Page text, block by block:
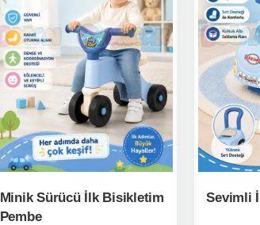
Minik Sürücü İlk Bisikletim
Pembe
Sevimli